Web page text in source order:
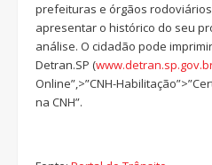
prefeituras e órgãos
apresentar o histórico do seu
análise. O cidadão pode
Detran.SP (
Online”,>”CNH-
na CNH”.